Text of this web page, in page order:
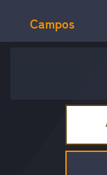
Campos